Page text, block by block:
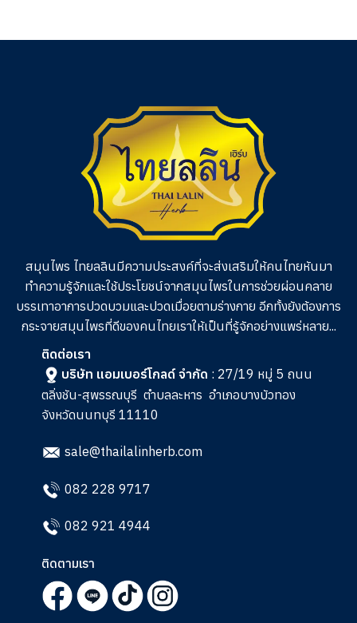
สมุนไพร ไทยลลินมีความประสงค์ที่จะส่งเสริมให้คนไทยหันมา
ทำความรู้จักและใช้ประโยชน์จากสมุนไพรในการช่วยผ่อนคลาย
บรรเทาอาการปวดบวมและปวดเมื่อยตามร่างกาย อีกทั้งยังต้องการ
กระจายสมุนไพรที่ดีของคนไทยเราให้เป็นที่รู้จักอย่างแพร่หลาย...
ติดต่อเรา
บริษัท แอมเบอร์โกลด์ จำกัด : 27/19 หมู่ 5 ถนน
ตลิ่งชัน-สุพรรณบุรี ตำบลละหาร อำเภอบางบัวทอง
จังหวัดนนทบุรี 11110
sale@thailalinherb.com
082 228 9717
082 921 4944
ติดตามเรา